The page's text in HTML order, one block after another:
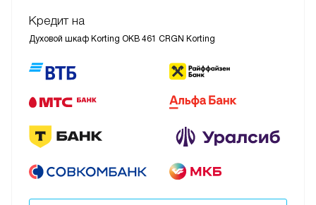
Кредит на
Духовой шкаф Korting OKB 461 CRGN Korting